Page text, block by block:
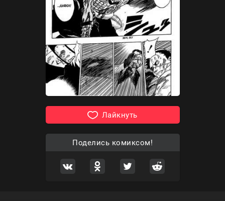
Лайкнуть
Поделись комиксом!